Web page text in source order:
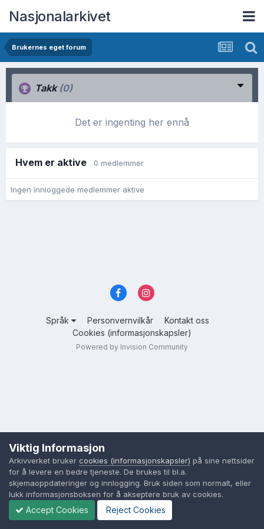
Nasjonalarkivet
Brukernes eget forum
Takk (0)
Det er ingenting her ennå
Hvem er aktive 0 medlemmer
Ingen innloggede medlemmer aktive
Språk Personvernvilkår
Kontakt oss
Cookies (informasjonskapsler)
Powered by Invision Community
Viktig Informasjon
Arkivverket bruker cookies (informasjonskapsler) på sine nettsider
for å levere en bedre tjeneste. De brukes til bl.a.
skjemaoppdateringer og innlogging. Bruk siden som normalt, eller
lukk informasjonsboksen for å akseptere bruk av cookies.
Accept Cookies Reject Cookies